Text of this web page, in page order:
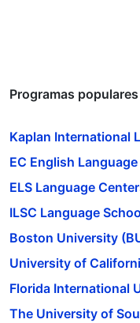
Programas
Kaplan International
EC English
ELS Language
ILSC Language
Boston University
University of
Florida International
The University of